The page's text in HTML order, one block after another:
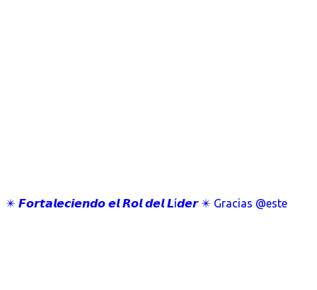
✴️ 𝙁𝙤𝙧𝙩𝙖𝙡𝙚𝙘𝙞𝙚𝙣𝙙𝙤 𝙚𝙡 𝙍𝙤𝙡 𝙙𝙚𝙡 𝙇í𝙙𝙚𝙧 ✴️ Gracias @este